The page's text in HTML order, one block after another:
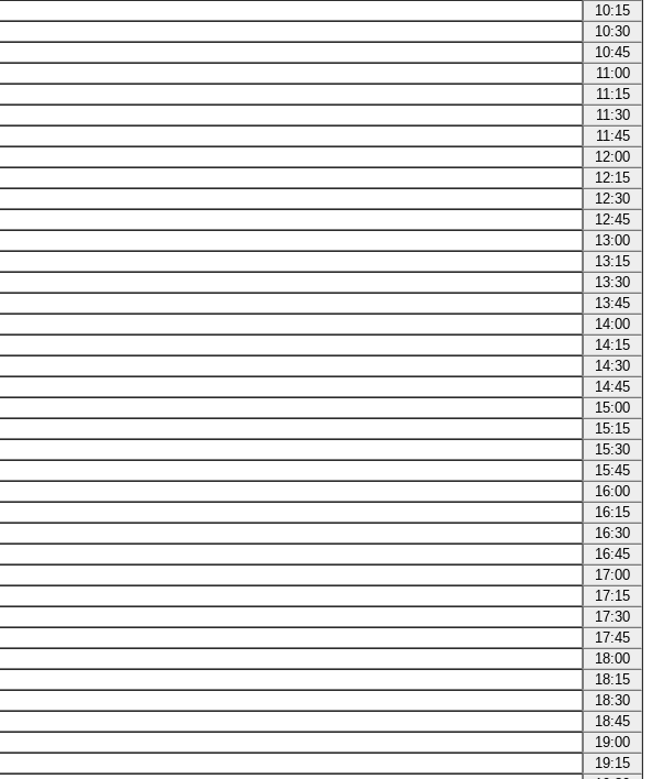
10:15
10:30
10:45
11:00
11:15
11:30
11:45
12:00
12:15
12:30
12:45
13:00
13:15
13:30
13:45
14:00
14:15
14:30
14:45
15:00
15:15
15:30
15:45
16:00
16:15
16:30
16:45
17:00
17:15
17:30
17:45
18:00
18:15
18:30
18:45
19:00
19:15